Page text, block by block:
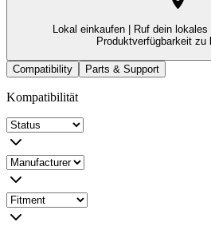
Lokal einkaufen |
Ruf dein
Produktverfügbarkeit zu
Compatibility Parts & Support
Kompatibilität